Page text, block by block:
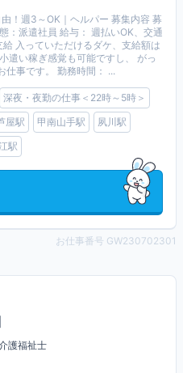
！週3～OK｜ヘルパー 募集内容 募
：派遣社員 給与： 週払いOK、交通
入っていただけるダケ、支給額は
遣い稼ぎ感覚も可能ですし、 がっ
仕事です。 勤務時間： ...
深夜・夜勤の仕事＜22時～5時＞
屋駅 甲南山手駅
夙川駅
駅
お仕事番号 GW230702301
護福祉士